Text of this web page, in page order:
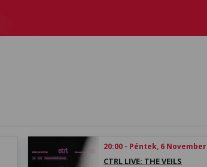
20:00 - Péntek, 6 November
CTRL LIVE: THE VEILS